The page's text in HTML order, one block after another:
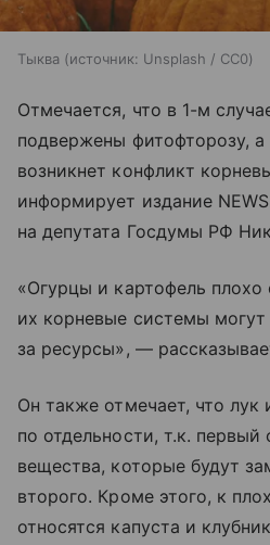
Тыква источник: Unsplash / CC0
Отмечается, что в 1-м
подвержены фитофторозу,
возникнет конфликт
информирует издание
на депутата Госдумы РФ
«Огурцы и картофель
их корневые системы могут
за ресурсы», —
Он также отмечает, что лук
по отдельности, т.к. первый
вещества, которые будут
второго. Кроме этого, к
относятся капуста и